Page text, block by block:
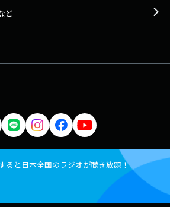
ど
ると日本全国のラジオが聴き放題！